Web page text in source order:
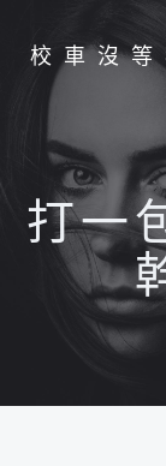
校車沒等
打一